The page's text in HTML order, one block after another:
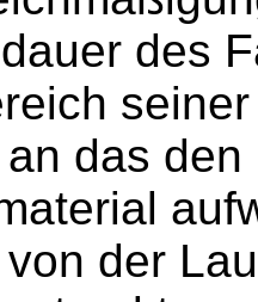
des
das
der